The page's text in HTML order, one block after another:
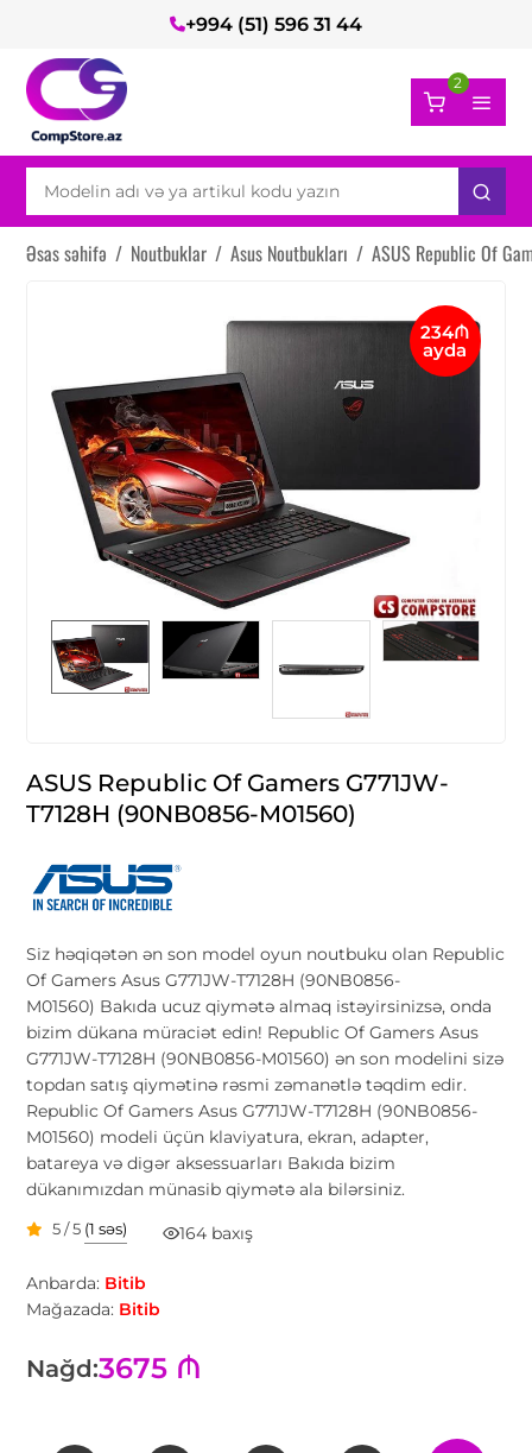
+994 (51) 596 31 44
2
Əsas səhifə / Noutbuklar / Asus Noutbukları / ASUS Republic Of
234₼
ayda
ASUS Republic Of Gamers G771JW-
T7128H (90NB0856-M01560)
Siz həqiqətən ən son model oyun noutbuku olan Republic
Of Gamers Asus G771JW-T7128H (90NB0856-
M01560) Bakıda ucuz qiymətə almaq istəyirsinizsə, onda
bizim dükana müraciət edin! Republic Of Gamers Asus
G771JW-T7128H (90NB0856-M01560) ən son modelini sizə
topdan satış qiymətinə rəsmi zəmanətlə təqdim edir.
Republic Of Gamers Asus G771JW-T7128H (90NB0856-
M01560) modeli üçün klaviyatura, ekran, adapter,
batareya və digər aksessuarları Bakıda bizim
dükanımızdan münasib qiymətə ala bilərsiniz.
5 / 5 (1 səs) 164 baxış
Anbarda: Bitib
Mağazada: Bitib
Nağd:3675 ₼